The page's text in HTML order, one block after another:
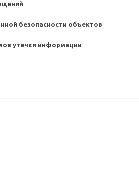
безопасности объектов
утечки информации